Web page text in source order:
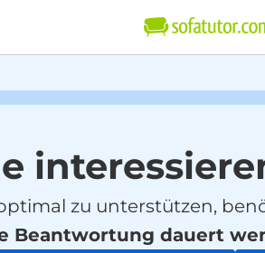
zu unterstützen,
Beantwortung dauert